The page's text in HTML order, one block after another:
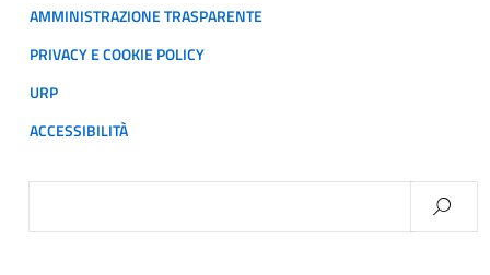
AMMINISTRAZIONE TRASPARENTE
PRIVACY E COOKIE POLICY
URP
ACCESSIBILITÀ